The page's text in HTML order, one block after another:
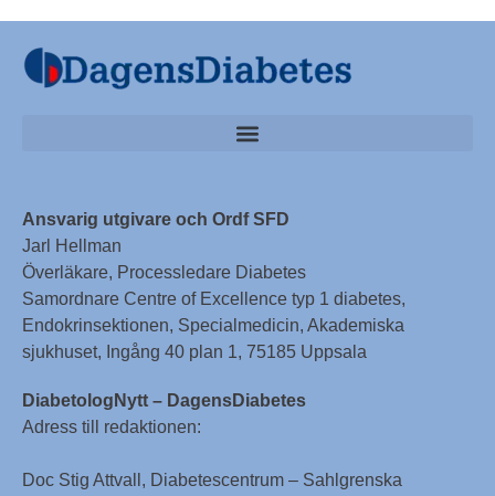
Ansvarig utgivare och Ordf SFD
Jarl Hellman
Överläkare, Processledare Diabetes
Samordnare Centre of Excellence typ 1 diabetes,
Endokrinsektionen, Specialmedicin, Akademiska
sjukhuset, Ingång 40 plan 1, 75185 Uppsala
DiabetologNytt – DagensDiabetes
Adress till redaktionen:
Doc Stig Attvall, Diabetescentrum – Sahlgrenska